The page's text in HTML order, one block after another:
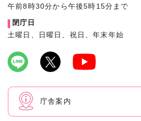
午前8時30分から午後5時15分まで
閉庁日
土曜日、日曜日、祝日、年末年始
庁舎案内